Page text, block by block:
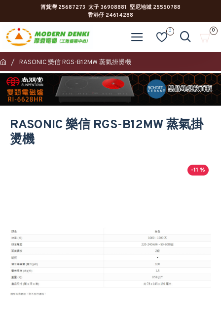
筲箕灣 25687273 太子 36908881 堅尼地城 25550788
香港仔 24614288
0 0
RASONIC 樂信 RGS-B12MW 蒸氣掛燙機
RASONIC 樂信 RGS-B12MW 蒸氣掛
燙機
-11 %